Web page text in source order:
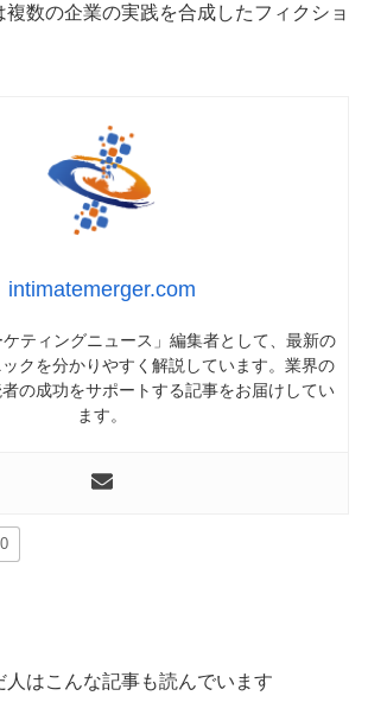
複数の企業の実践を合成したフィクショ
intimatemerger.com
ケティングニュース」編集者として、最新の
ックを分かりやすく解説しています。業界の
の成功をサポートする記事をお届けしてい
ます。
0
人はこんな記事も読んでいます